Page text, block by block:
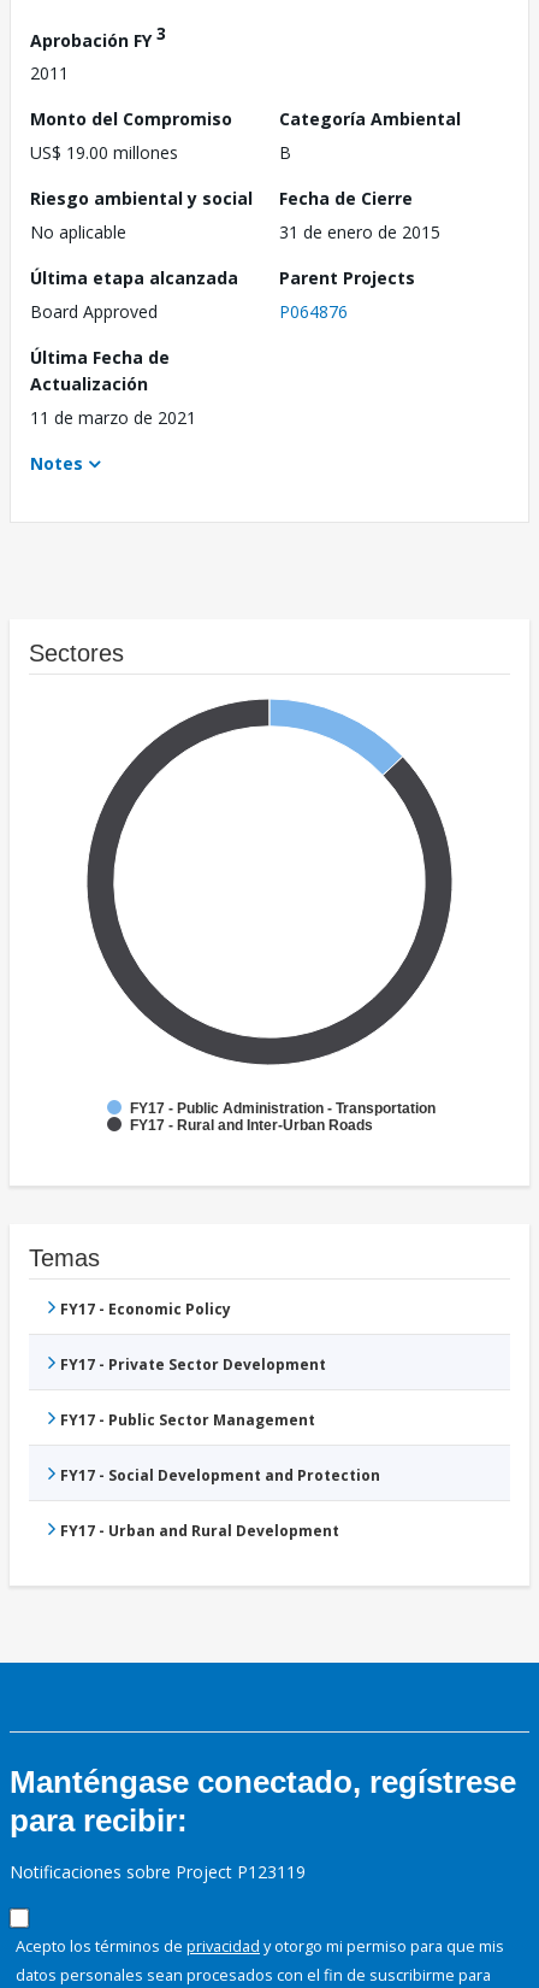
Aprobación FY3
2011
Monto del Compromiso
US$ 19.00 millones
Categoría Ambiental
B
Riesgo ambiental y social
No aplicable
Fecha de Cierre
31 de enero de 2015
Última etapa alcanzada
Board Approved
Parent Projects
P064876
Última Fecha de
Actualización
11 de marzo de 2021
Notes
Sectores
FY17 - Public Administration - Transportation
FY17 - Rural and Inter-Urban Roads
Temas
FY17 - Economic Policy
FY17 - Private Sector Development
FY17 - Public Sector Management
FY17 - Social Development and Protection
FY17 - Urban and Rural Development
Manténgase conectado, regístrese
para recibir:
Notificaciones sobre Project P123119
Acepto los términos de privacidad y otorgo mi permiso para que mis
datos personales sean procesados con el fin de suscribirme para